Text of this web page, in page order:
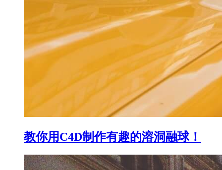
教你用C4D制作有趣的溶洞融球！